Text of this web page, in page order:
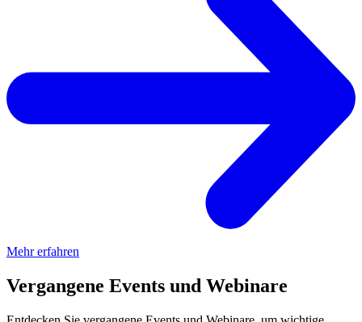
Mehr erfahren
Vergangene Events und Webinare